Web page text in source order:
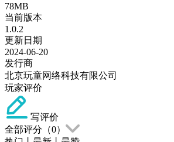
78MB
当前版本
1.0.2
更新日期
2024-06-20
发行商
北京玩童网络科技有限公司
玩家评价
写评价
全部评分（0）